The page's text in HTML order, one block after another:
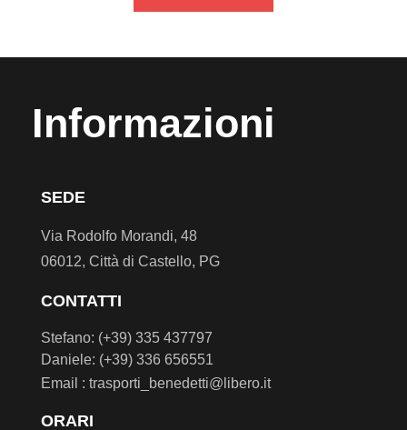
Informazioni
SEDE
Via Rodolfo Morandi, 48
06012, Città di Castello, PG
CONTATTI
Stefano: (+39) 335 437797
Daniele: (+39) 336 656551
Email : trasporti_benedetti@libero.it
ORARI